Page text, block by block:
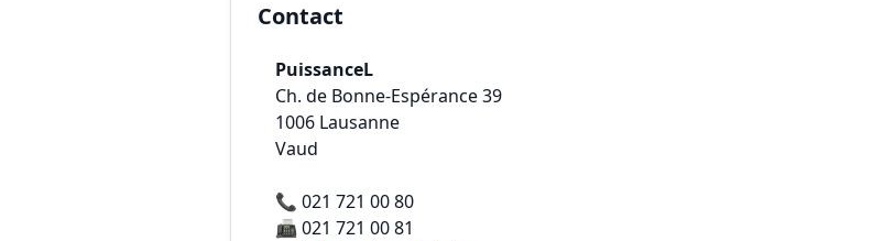
Contact
PuissanceL
Ch. de Bonne-Espérance 39
1006 Lausanne
Vaud
📞 021 721 00 80
📠021 721 00 81